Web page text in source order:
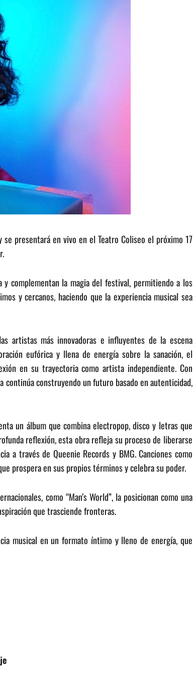
se presentará en vivo en el Teatro Coliseo el próximo 17
y complementan la magia del festival, permitiendo a los
y cercanos, haciendo que la experiencia musical sea
artistas más innovadoras e influyentes de la escena
eufórica y llena de energía sobre la sanación, el
en su trayectoria como artista independiente. Con
continúa construyendo un futuro basado en autenticidad,
un álbum que combina electropop, disco y letras que
reflexión, esta obra refleja su proceso de liberarse
a través de Queenie Records y BMG. Canciones como
que prospera en sus propios términos y celebra su poder.
como “Man’s World”, la posicionan como una
que trasciende fronteras.
musical en un formato íntimo y lleno de energía, que